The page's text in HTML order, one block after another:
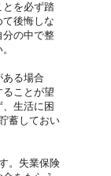
とを必ず踏
て後悔しな
分の中で整
ある場合
ことが望
生活に困
蓄しておい
。失業保険